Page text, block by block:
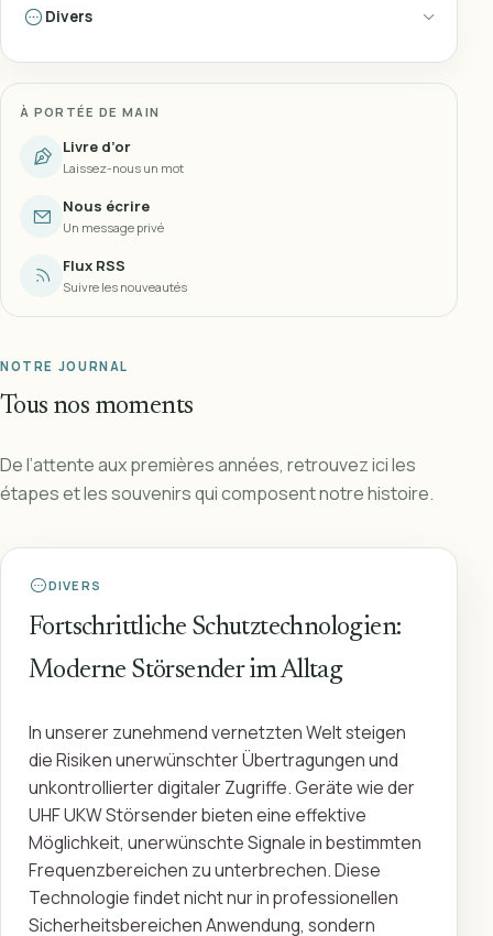
Divers
À PORTÉE DE MAIN
Livre d’or
Laissez-nous un mot
Nous écrire
Un message privé
Flux RSS
Suivre les nouveautés
NOTRE JOURNAL
Tous nos moments
De l’attente aux premières années, retrouvez ici les
étapes et les souvenirs qui composent notre histoire.
DIVERS
Fortschrittliche Schutztechnologien:
Moderne Störsender im Alltag
In unserer zunehmend vernetzten Welt steigen
die Risiken unerwünschter Übertragungen und
unkontrollierter digitaler Zugriffe. Geräte wie der
UHF UKW Störsender bieten eine effektive
Möglichkeit, unerwünschte Signale in bestimmten
Frequenzbereichen zu unterbrechen. Diese
Technologie findet nicht nur in professionellen
Sicherheitsbereichen Anwendung, sondern